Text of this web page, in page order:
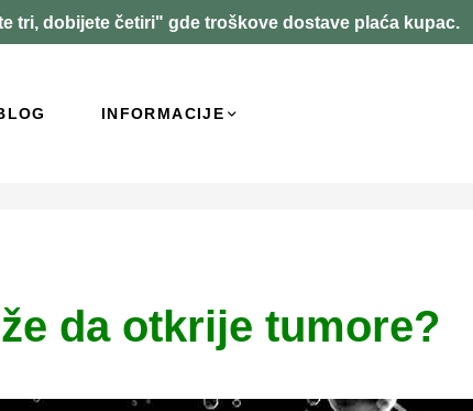
tri, dobijete četiri" gde troškove dostave plaća kupac.
INFORMACIJE
da otkrije tumore?